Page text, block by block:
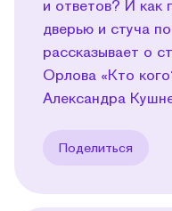
и ответов? И как
дверью и стуча
рассказывает о
Орлова «Кто
Александра
Поделиться